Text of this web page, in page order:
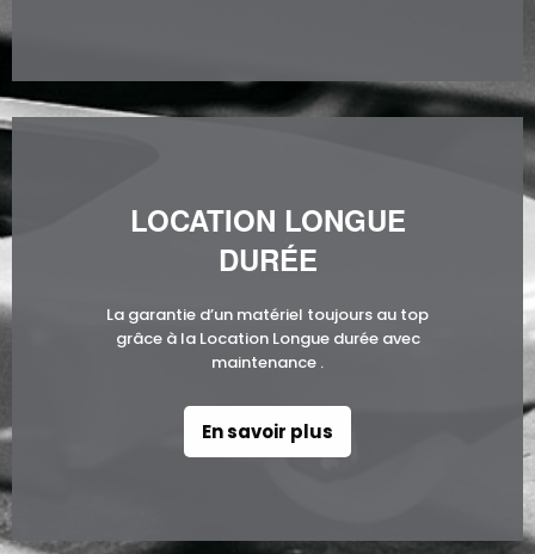
LOCATION LONGUE
DURÉE
La garantie d’un matériel toujours au top
grâce à la Location Longue durée avec
maintenance .
En savoir plus